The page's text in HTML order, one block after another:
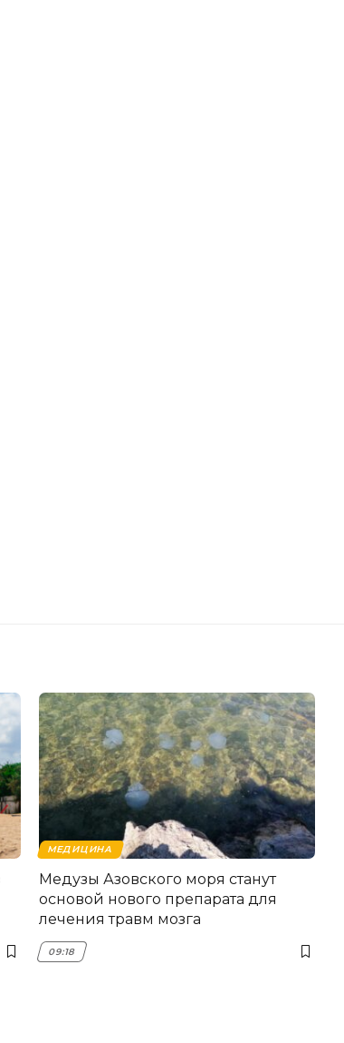
МЕДИЦИНА
Медузы Азовского моря станут
основой нового препарата для
лечения травм мозга
09:18